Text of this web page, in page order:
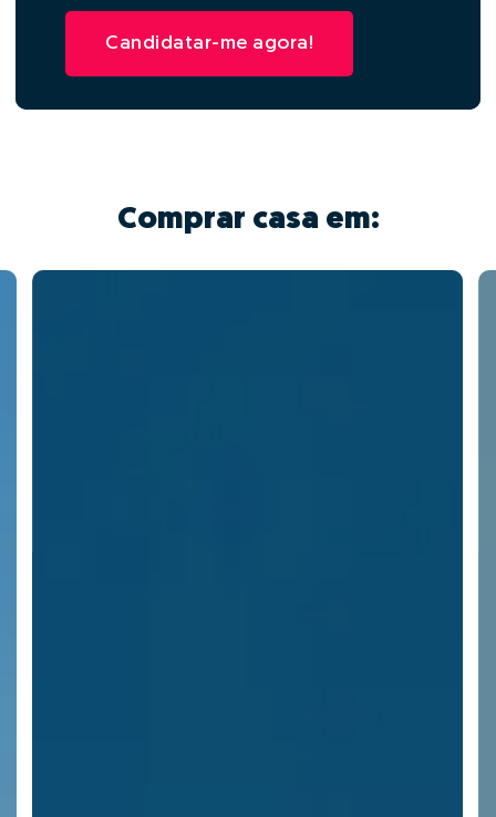
Candidatar-me agora!
Comprar casa em: